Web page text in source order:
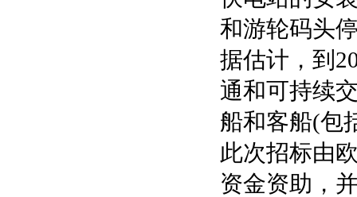
和游轮码头
据估计，到
通和可持续
船和客船(包
此次招标由
资金资助，